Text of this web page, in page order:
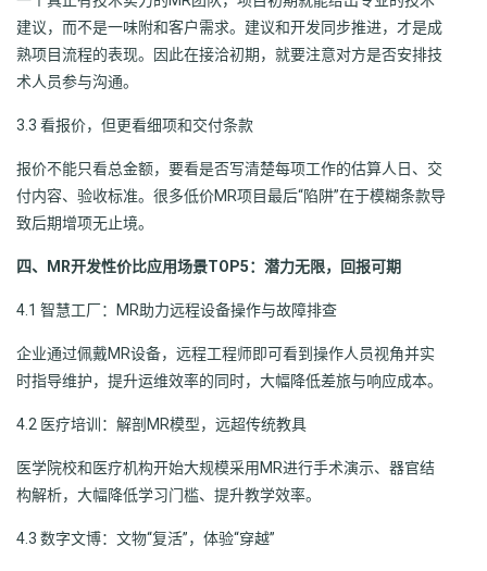
建议，而不是一味附和客户需求。建议和开发同步推进，才是成
熟项目流程的表现。因此在接洽初期，就要注意对方是否安排技
术人员参与沟通。
3.3 看报价，但更看细项和交付条款
报价不能只看总金额，要看是否写清楚每项工作的估算人日、交
付内容、验收标准。很多低价MR项目最后“陷阱”在于模糊条款导
致后期增项无止境。
四、MR开发性价比应用场景TOP5：潜力无限，回报可期
4.1 智慧工厂：MR助力远程设备操作与故障排查
企业通过佩戴MR设备，远程工程师即可看到操作人员视角并实
时指导维护，提升运维效率的同时，大幅降低差旅与响应成本。
4.2 医疗培训：解剖MR模型，远超传统教具
医学院校和医疗机构开始大规模采用MR进行手术演示、器官结
构解析，大幅降低学习门槛、提升教学效率。
4.3 数字文博：文物“复活”，体验“穿越”